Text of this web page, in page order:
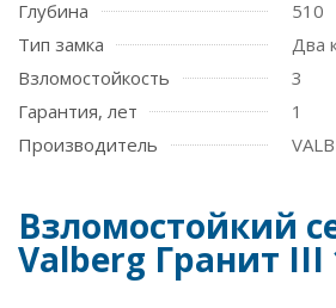
Глубина
510
Тип замка
Два
Взломостойкость
3
Гарантия, лет
1
Производитель
Взломостойкий
Valberg Гранит III